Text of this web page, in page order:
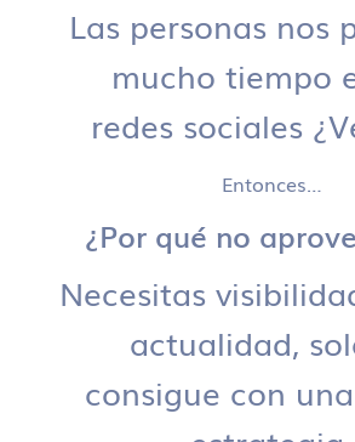
Las personas nos
mucho tiempo
redes sociales
Entonces…
¿Por qué no
Necesitas
actualidad,
consigue con